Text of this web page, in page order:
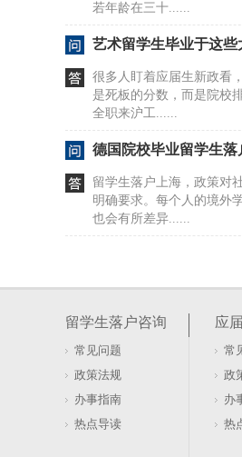
若年龄在三十......
艺术留学生毕业于这
很多人盯着应届生新政看
是死板的分数，而是院校
全职来沪工......
德国院校毕业留学生落
留学生落户上海，政策对
明确要求。每个人的境外
也会有所差异......
留学生落户上海对回国时
合个人实际情......
从莱斯大学毕业后该如
从莱斯大学毕业后，如何
就业......
留学生落户咨询
常见问题
政策法规
办事指南
热点导读
应
常
政
办
热